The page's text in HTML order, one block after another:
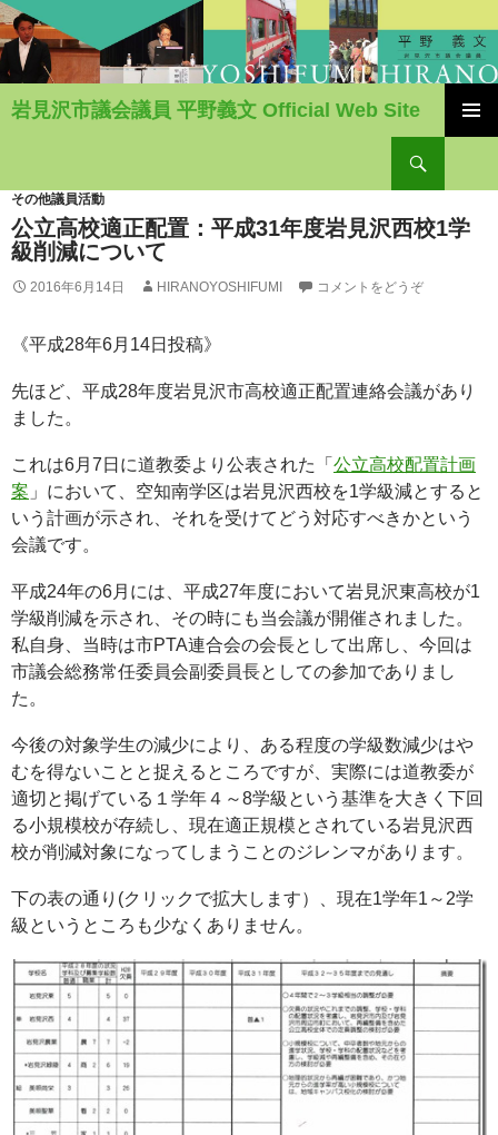
岩見沢市議会議員 平野義文 Official Web Site
ン
ツ
へ
動
その他議員活動
公立高校適正配置：平成31年度岩見沢西校1学
級削減について
2016年6月14日 HIRANOYOSHIFUMI コメントをどうぞ
《平成28年6月14日投稿》
先ほど、平成28年度岩見沢市高校適正配置連絡会議があり
ました。
これは6月7日に道教委より公表された「 公立高校配置計画
案 」において、空知南学区は岩見沢西校を1学級減とすると
いう計画が示され、それを受けてどう対応すべきかという
会議です。
平成24年の6月には、平成27年度において岩見沢東高校が1
学級削減を示され、その時にも当会議が開催されました。
私自身、当時は市PTA連合会の会長として出席し、今回は
市議会総務常任委員会副委員長としての参加でありまし
た。
今後の対象学生の減少により、ある程度の学級数減少はや
むを得ないことと捉えるところですが、実際には道教委が
適切と掲げている１学年４～8学級という基準を大きく下回
る小規模校が存続し、現在適正規模とされている岩見沢西
校が削減対象になってしまうことのジレンマがあります。
下の表の通り(クリックで拡大します）、現在1学年1～2学
級というところも少なくありません。